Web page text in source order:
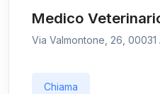
Medico
Via Valmontone, 26, 00031
Chiama